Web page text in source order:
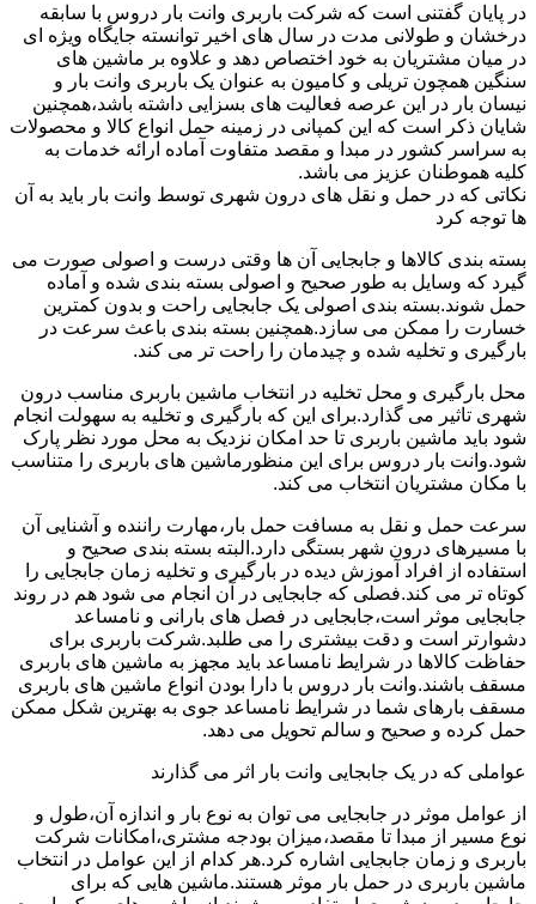
در پایان گفتنی است که شرکت باربری وانت بار دروس با سابقه
درخشان و طولانی مدت در سال های اخیر توانسته جایگاه ویژه ای
در میان مشتریان به خود اختصاص دهد و علاوه بر ماشین های
سنگین همچون تریلی و کامیون به عنوان یک باربری وانت بار و
نیسان بار در این عرصه فعالیت های بسزایی داشته باشد،همچنین
شایان ذکر است که این کمپانی در زمینه حمل انواع کالا و محصولات
به سراسر کشور در مبدا و مقصد متفاوت آماده ارائه خدمات به
کلیه هموطنان عزیز می باشد.
نکاتی که در حمل و نقل های درون شهری توسط وانت بار باید به آن
ها توجه کرد
بسته بندی کالاها و جابجایی آن ها وقتی درست و اصولی صورت می
گیرد که وسایل به طور صحیح و اصولی بسته بندی شده و آماده
حمل شوند.بسته بندی اصولی یک جابجایی راحت و بدون کمترین
خسارت را ممکن می سازد.همچنین بسته بندی باعث سرعت در
بارگیری و تخلیه شده و چیدمان را راحت تر می کند.
محل بارگیری و محل تخلیه در انتخاب ماشین باربری مناسب درون
شهری تاثیر می گذارد.برای این که بارگیری و تخلیه به سهولت انجام
شود باید ماشین باربری تا حد امکان نزدیک به محل مورد نظر پارک
شود.وانت بار دروس برای این منظورماشین های باربری را متناسب
با مکان مشتریان انتخاب می کند.
سرعت حمل و نقل به مسافت حمل بار،مهارت راننده و آشنایی آن
با مسیرهای درون شهر بستگی دارد.البته بسته بندی صحیح و
استفاده از افراد آموزش دیده در بارگیری و تخلیه زمان جابجایی را
کوتاه تر می کند.فصلی که جابجایی در آن انجام می شود هم در روند
جابجایی موثر است،جابجایی در فصل های بارانی و نامساعد
دشوارتر است و دقت بیشتری را می طلبد.شرکت باربری برای
حفاظت کالاها در شرایط نامساعد باید مجهز به ماشین های باربری
مسقف باشند.وانت بار دروس با دارا بودن انواع ماشین های باربری
مسقف بارهای شما در شرایط نامساعد جوی به بهترین شکل ممکن
حمل کرده و صحیح و سالم تحویل می دهد.
عواملی که در یک جابجایی وانت بار اثر می گذارند
از عوامل موثر در جابجایی می توان به نوع بار و اندازه آن،طول و
نوع مسیر از مبدا تا مقصد،میزان بودجه مشتری،امکانات شرکت
باربری و زمان جابجایی اشاره کرد.هر کدام از این عوامل در انتخاب
ماشین باربری در حمل بار موثر هستند.ماشین هایی که برای